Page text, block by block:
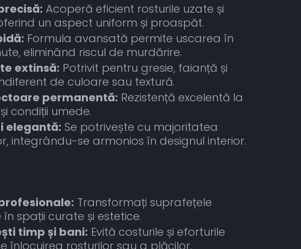
Acoperă eficient rosturile uzate și
un aspect uniform și proaspăt.
Formula avansată permite uscarea în
eliminând riscul de murdărire.
extinsă: Potrivit pentru gresie, faianță și
de culoare sau textură.
permanentă: Rezistență excelentă la
condiții umede.
elegantă: Se potrivește cu majoritatea
integrându-se armonios în designul interior.
Transformați suprafețele
spații curate și estetice.
timp și bani: Evită costurile și eforturile
înlocuirea rosturilor sau a plăcilor.